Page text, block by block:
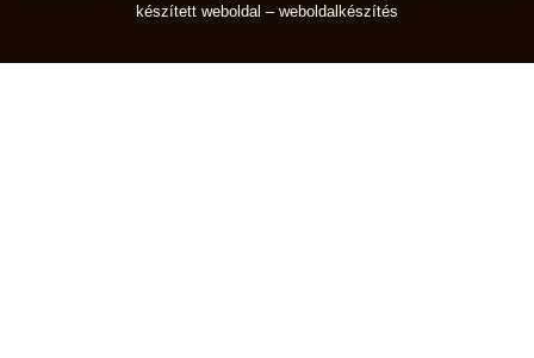
készített weboldal – weboldalkészítés